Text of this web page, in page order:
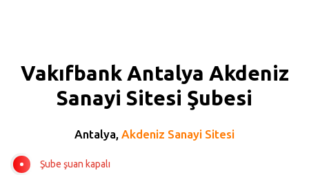
Vakıfbank Antalya Akdeniz
Sanayi Sitesi Şubesi
Antalya, Akdeniz Sanayi Sitesi
Şube şuan kapalı